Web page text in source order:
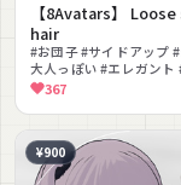
【8Avatars】
hair
#お団子 #サイドアップ
大人っぽい #エレガント
変更可能 #セミロング #ヘ
367
¥900